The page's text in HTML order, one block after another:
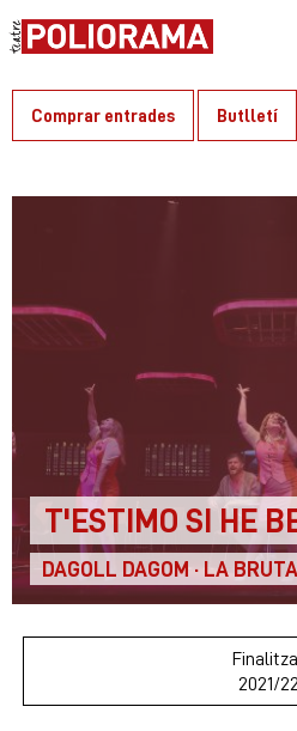
Comprar entrades Butlletí
T'ESTIMO SI HE
DAGOLL DAGOM · LA
2021/22